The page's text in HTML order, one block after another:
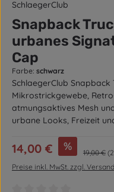
SchlaegerClub
Snapback
urbanes
Cap
Farbe: schwarz
SchlaegerClub
Mikrostrickgewebe,
atmungsaktives Mesh
urbane Looks, Freizeit
Verkaufspreis:
14,00 € % 19,00 €
Preise inkl. MwSt. zzgl.